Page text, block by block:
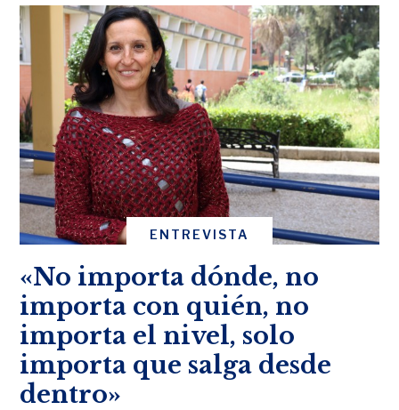
ENTREVISTA
«No importa dónde, no
importa con quién, no
importa el nivel, solo
importa que salga desde
dentro»